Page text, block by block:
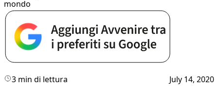
mondo
3 min di lettura July 14, 2020